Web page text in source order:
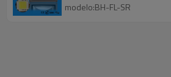
modelo:BH-FL-SR